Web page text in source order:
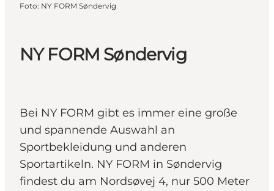
NY FORM Søndervig
Bei NY FORM gibt es immer eine große
und spannende Auswahl an
Sportbekleidung und anderen
Sportartikeln. NY FORM in Søndervig
findest du am Nordsøvej 4, nur 500 Meter
Foto: NY FORM Søndervig